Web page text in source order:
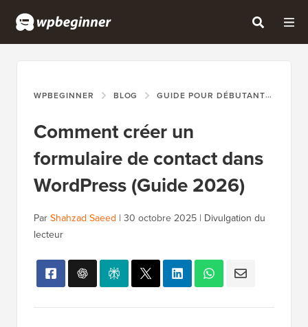
WPBEGINNER BLOG GUIDE POUR DÉBUTANTS
Comment créer un
formulaire de contact dans
WordPress (Guide 2026)
Par Shahzad Saeed | 30 octobre 2025 | Divulgation du
lecteur